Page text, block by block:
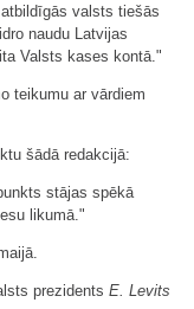
valsts tiešās
naudu Latvijas
Valsts kases kontā."
teikumu ar vārdiem
šādā redakcijā:
stājas spēkā
likumā."
prezidents E. Levits